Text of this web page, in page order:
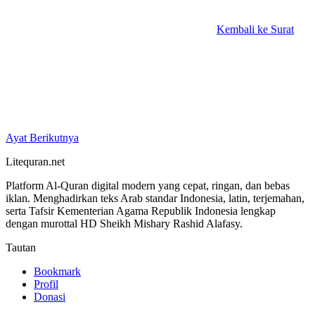
Kembali ke Surat
Ayat Berikutnya
Litequran.net
Platform Al-Quran digital modern yang cepat, ringan, dan bebas
iklan. Menghadirkan teks Arab standar Indonesia, latin, terjemahan,
serta Tafsir Kementerian Agama Republik Indonesia lengkap
dengan murottal HD Sheikh Mishary Rashid Alafasy.
Tautan
Bookmark
Profil
Donasi